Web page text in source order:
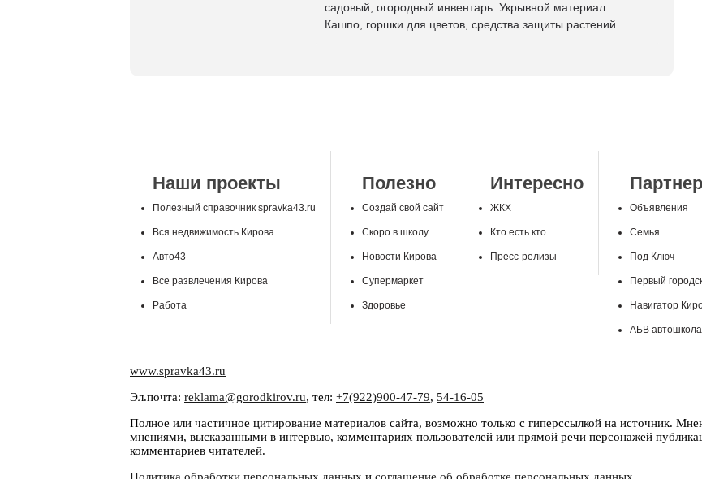
садовый, огородный инвентарь. Укрывной материал.
Кашпо, горшки для цветов, средства защиты растений.
Наши проекты
Полезный справочник spravka43.ru
Вся недвижимость Кирова
Авто43
Все развлечения Кирова
Работа
Полезно
Создай свой сайт
Скоро в школу
Новости Кирова
Супермаркет
Здоровье
Интересно
ЖКХ
Кто есть кто
Пресс-релизы
Объявления
Семья
Под Ключ
Первый
Навигатор
АБВ автошкола
www.spravka43.ru
Эл.почта: reklama@gorodkirov.ru, тел: +7(922)900-47-79, 54-16-05
Полное или частичное цитирование материалов сайта, возможно только с гиперссылкой на источник.
мнениями, высказанными в интервью, комментариях пользователей или прямой речи персонажей
комментариев читателей.